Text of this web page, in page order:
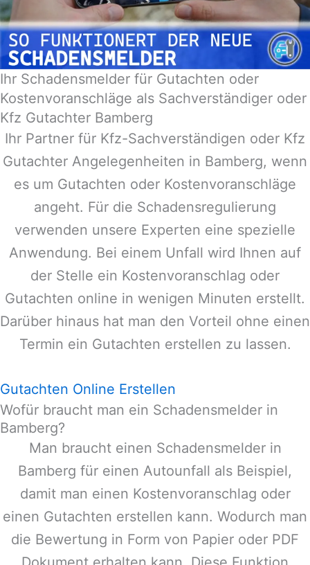
Ihr Schadensmelder für Gutachten oder
Kostenvoranschläge als Sachverständiger oder
Kfz Gutachter Bamberg
Ihr Partner für Kfz-Sachverständigen oder Kfz
Gutachter Angelegenheiten in Bamberg, wenn
es um Gutachten oder Kostenvoranschläge
angeht. Für die Schadensregulierung
verwenden unsere Experten eine spezielle
Anwendung. Bei einem Unfall wird Ihnen auf
der Stelle ein Kostenvoranschlag oder
Gutachten online in wenigen Minuten erstellt.
Darüber hinaus hat man den Vorteil ohne einen
Termin ein Gutachten erstellen zu lassen.
Gutachten Online Erstellen
Wofür braucht man ein Schadensmelder in
Bamberg?
Man braucht einen Schadensmelder in
Bamberg für einen Autounfall als Beispiel,
damit man einen Kostenvoranschlag oder
einen Gutachten erstellen kann. Wodurch man
die Bewertung in Form von Papier oder PDF